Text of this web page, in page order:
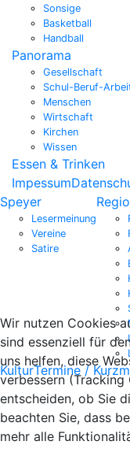
Sonsige
Basketball
Handball
Panorama
Gesellschaft
Schul-Beruf-
Menschen
Wirtschaft
Kirchen
Wissen
Essen & Trinken
Impessum
Speyer
Lesermeinung
Vereine
Satire
KulturTermine /
Wir nutzen Cookies
sind essenziell für
uns helfen, diese
verbessern (Tracking
entscheiden, ob Sie
beachten Sie, dass
mehr alle